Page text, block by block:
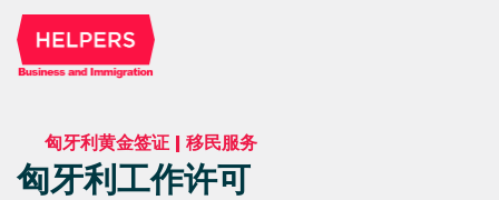
匈牙利黄金签证 | 移民服务
匈牙利工作许可